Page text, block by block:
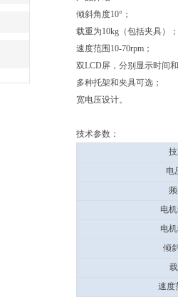
倾斜角度10°；
载重为10kg（包括夹具）；
速度范围10-70rpm；
双LCD屏，分别显示时间
多种托架和夹具可选；
宽电压设计。
技术参数：
电
电
电
倾
速度